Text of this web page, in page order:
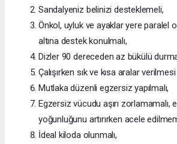
Sandalyeniz belinizi desteklemeli,
Önkol, uyluk ve ayaklar yere paralel
altına destek konulmalı,
Dizler 90 dereceden az bükülü
Çalışırken sık ve kısa aralar
Mutlaka düzenli egzersiz yapılmalı,
Egzersiz vücudu aşırı zorlamamalı,
yoğunluğunu artırırken acele
İdeal kiloda olunmalı,